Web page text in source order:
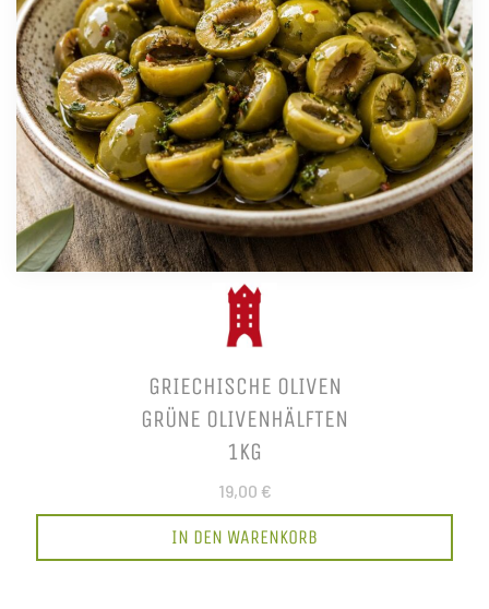
GRIECHISCHE OLIVEN
GRÜNE OLIVENHÄLFTEN
1KG
19,00 €
IN DEN WARENKORB